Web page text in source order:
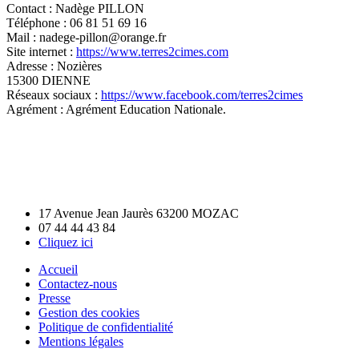
Contact : Nadège PILLON
Téléphone : 06 81 51 69 16
Mail : nadege-pillon@orange.fr
Site internet : https://www.terres2cimes.com
Adresse : Nozières
15300 DIENNE
Réseaux sociaux : https://www.facebook.com/terres2cimes
Agrément : Agrément Education Nationale.
17 Avenue Jean Jaurès 63200 MOZAC
07 44 44 43 84
Cliquez ici
Accueil
Contactez-nous
Presse
Gestion des cookies
Politique de confidentialité
Mentions légales